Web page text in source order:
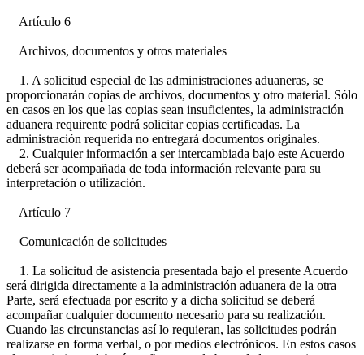
Artículo 6
Archivos, documentos y otros materiales
1. A solicitud especial de las administraciones aduaneras, se
proporcionarán copias de archivos, documentos y otro material. Sólo
en casos en los que las copias sean insuficientes, la administración
aduanera requirente podrá solicitar copias certificadas. La
administración requerida no entregará documentos originales.
2. Cualquier información a ser intercambiada bajo este Acuerdo
deberá ser acompañada de toda información relevante para su
interpretación o utilización.
Artículo 7
Comunicación de solicitudes
1. La solicitud de asistencia presentada bajo el presente Acuerdo
será dirigida directamente a la administración aduanera de la otra
Parte, será efectuada por escrito y a dicha solicitud se deberá
acompañar cualquier documento necesario para su realización.
Cuando las circunstancias así lo requieran, las solicitudes podrán
realizarse en forma verbal, o por medios electrónicos. En estos casos